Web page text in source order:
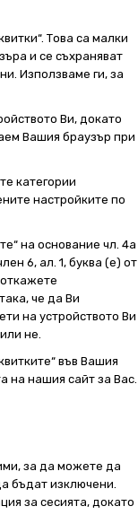
Това са малки
и се съхраняват
Използваме ги, за
Ви, докато
Вашия браузър при
категории
настройките по
на основание чл. 4а
6, ал. 1, буква (е) от
че да Ви
на устройството Ви
не.
във Вашия
на нашия сайт за Вас.
за да можете да
бъдат изключени.
за сесията, докато